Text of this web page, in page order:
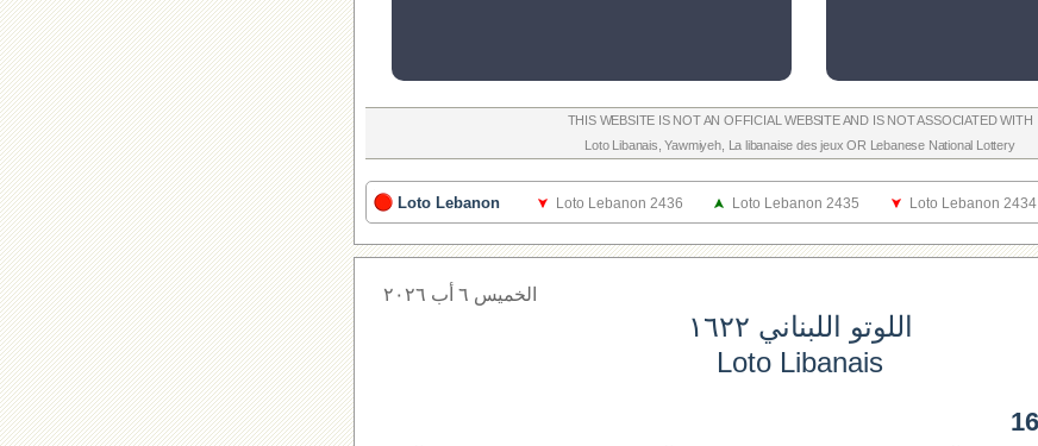
THIS WEBSITE IS NOT AN OFFICIAL WEBSITE AND IS NOT ASSOCIATED WITH
Loto Libanais ,Yawmiyeh, La libanaise des jeux OR Lebanese National Lottery
Loto Lebanon Loto Lebanon 2436 Loto Lebanon 2435 Loto Lebanon 2434
الخميس ٦ أب ٢٠٢٦
اللوتو اللبناني ١٦٢٢
Loto Libanais